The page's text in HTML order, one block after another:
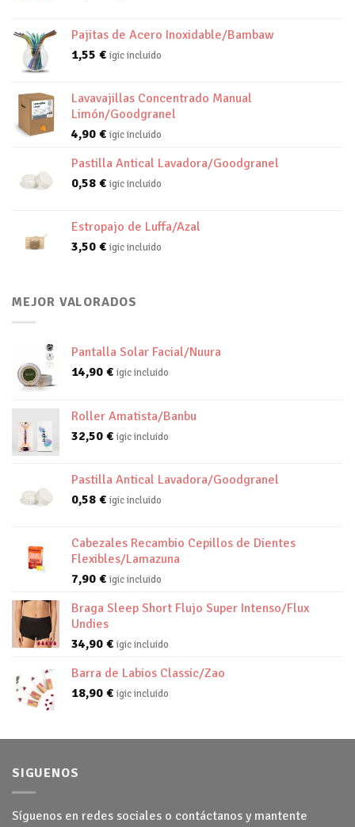
Pajitas de Acero Inoxidable/Bambaw
1,55 € igic incluido
Lavavajillas Concentrado Manual
Limón/Goodgranel
4,90 € igic incluido
Pastilla Antical Lavadora/Goodgranel
0,58 € igic incluido
Estropajo de Luffa/Azal
3,50 € igic incluido
MEJOR VALORADOS
Pantalla Solar Facial/Nuura
14,90 € igic incluido
Roller Amatista/Banbu
32,50 € igic incluido
Pastilla Antical Lavadora/Goodgranel
0,58 € igic incluido
Cabezales Recambio Cepillos de Dientes
Flexibles/Lamazuna
7,90 € igic incluido
Braga Sleep Short Flujo Super Intenso/Flux
Undies
34,90 € igic incluido
Barra de Labios Classic/Zao
18,90 € igic incluido
SIGUENOS
Síguenos en redes sociales o contáctanos y mantente